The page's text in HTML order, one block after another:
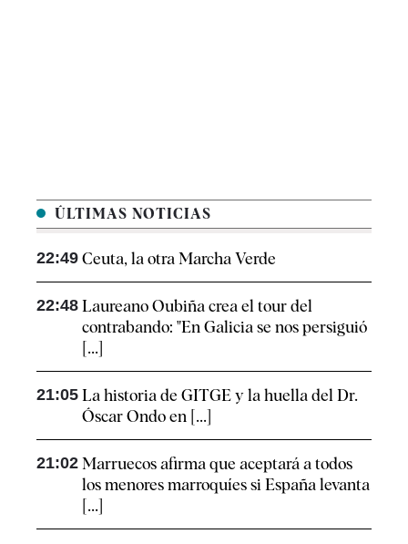
ÚLTIMAS NOTICIAS
22:49 Ceuta, la otra Marcha Verde
22:48 Laureano Oubiña crea el tour del
contrabando: "En Galicia se nos persiguió
[...]
21:05 La historia de GITGE y la huella del Dr.
Óscar Ondo en [...]
21:02 Marruecos afirma que aceptará a todos
los menores marroquíes si España levanta
[...]